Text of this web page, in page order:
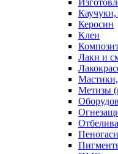
Керосин
Клеи
Лаки и
Метизы